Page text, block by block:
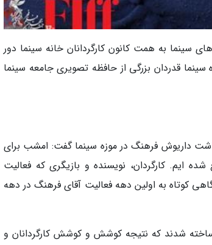
به همت کانون کارگردانان خانه سینما دور
قدردان بزرگی از حافظه تصویری جامعه سینما
داریوش فرهنگ در موزه سینما گفت: امشب برای
ایم. کارگردان، نویسنده و بازیگری که فعالیت
کوتاه به اولین دهه فعالیت آقای فرهنگ در دهه
شدند که نتیجه کوشش و کوشش کارگردانان و